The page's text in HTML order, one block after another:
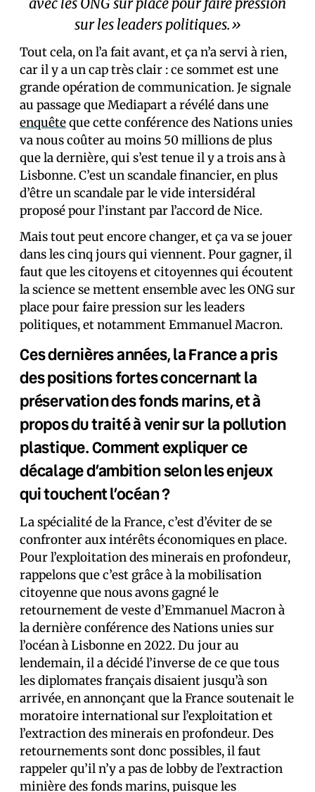
sur les leaders politiques.»
Tout cela, on l’a fait avant, et ça n’a servi à rien,
car il y a un cap très clair : ce sommet est une
grande opération de communication. Je signale
au passage que Mediapart a révélé dans une
enquêteque cette conférence des Nations unies
va nous coûter au moins 50 millions de plus
que la dernière, qui s’est tenue il y a trois ans à
Lisbonne. C’est un scandale financier, en plus
d’être un scandale par le vide intersidéral
proposé pour l’instant par l’accord de Nice.
Mais tout peut encore changer, et ça va se jouer
dans les cinq jours qui viennent. Pour gagner, il
faut que les citoyens et citoyennes qui écoutent
la science se mettent ensemble avec les ONG sur
place pour faire pression sur les leaders
politiques, et notamment Emmanuel Macron.
Ces dernières années, la France a pris
des positions fortes concernant la
préservation des fonds marins, et à
propos du traité à venir sur la pollution
plastique. Comment expliquer ce
décalage d’ambition selon les enjeux
qui touchent l’océan ?
La spécialité de la France, c’est d’éviter de se
confronter aux intérêts économiques en place.
Pour l’exploitation des minerais en profondeur,
rappelons que c’est grâce à la mobilisation
citoyenne que nous avons gagné le
retournement de veste d’Emmanuel Macron à
la dernière conférence des Nations unies sur
l’océan à Lisbonne en 2022. Du jour au
lendemain, il a décidé l’inverse de ce que tous
les diplomates français disaient jusqu’à son
arrivée, en annonçant que la France soutenait le
moratoire international sur l’exploitation et
l’extraction des minerais en profondeur. Des
retournements sont donc possibles, il faut
rappeler qu’il n’y a pas de lobby de l’extraction
minière des fonds marins, puisque les